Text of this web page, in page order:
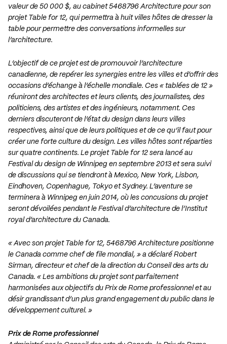
valeur de 50 000 $, au cabinet 5468796 Architecture pour son
projet Table for 12, qui permettra à huit villes hôtes de dresser la
table pour permettre des conversations informelles sur
l’architecture.
L’objectif de ce projet est de promouvoir l’architecture
canadienne, de repérer les synergies entre les villes et d’offrir des
occasions d’échange à l’échelle mondiale. Ces « tablées de 12 »
réuniront des architectes et leurs clients, des journalistes, des
politiciens, des artistes et des ingénieurs, notamment. Ces
derniers discuteront de l’état du design dans leurs villes
respectives, ainsi que de leurs politiques et de ce qu’il faut pour
créer une forte culture du design. Les villes hôtes sont réparties
sur quatre continents. Le projet Table for 12 sera lancé au
Festival du design de Winnipeg en septembre 2013 et sera suivi
de discussions qui se tiendront à Mexico, New York, Lisbon,
Eindhoven, Copenhague, Tokyo et Sydney. L’aventure se
terminera à Winnipeg en juin 2014, où les concusions du projet
seront dévoilées pendant le Festival d’architecture de l’Institut
royal d’architecture du Canada.
« Avec son projet Table for 12, 5468796 Architecture positionne
le Canada comme chef de file mondial, » a déclaré Robert
Sirman, directeur et chef de la direction du Conseil des arts du
Canada. « Les ambitions du projet sont parfaitement
harmonisées aux objectifs du Prix de Rome professionnel et au
désir grandissant d’un plus grand engagement du public dans le
développement culturel. »
Prix de Rome professionnel